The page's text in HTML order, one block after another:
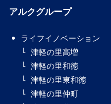
アルクグループ
ライフイノベーション
津軽の里高増
津軽の里和徳
津軽の里東和徳
津軽の里仲町